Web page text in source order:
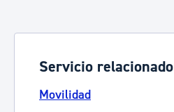
Servicio relacionado
Movilidad